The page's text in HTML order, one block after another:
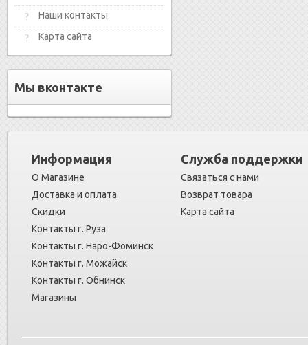
Наши контакты
Карта сайта
Мы вконтакте
Информация
О Магазине
Доставка и оплата
Скидки
Контакты г. Руза
Контакты г. Наро-Фоминск
Контакты г. Можайск
Контакты г. Обнинск
Магазины
Служба поддержки
Связаться с нами
Возврат товара
Карта сайта